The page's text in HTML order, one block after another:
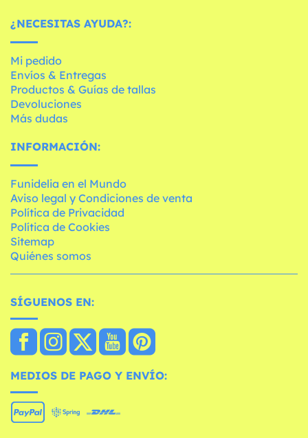
¿NECESITAS AYUDA?:
Mi pedido
Envíos & Entregas
Productos & Guías de tallas
Devoluciones
Más dudas
INFORMACIÓN:
Funidelia en el Mundo
Aviso legal y Condiciones de venta
Política de Privacidad
Política de Cookies
Sitemap
Quiénes somos
SÍGUENOS EN:
MEDIOS DE PAGO Y ENVÍO: